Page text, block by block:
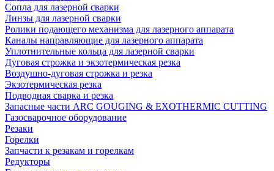
Сопла для лазерной сварки
Линзы для лазерной сварки
Ролики подающего механизма для лазерного аппарата
Каналы направляющие для лазерного аппарата
Уплотнительные кольца для лазерной сварки
Дуговая строжка и экзотермическая резка
Воздушно-дуговая строжка и резка
Экзотермическая резка
Подводная сварка и резка
Запасные части ARC GOUGING & EXOTHERMIC CUTTING
Газосварочное оборудование
Резаки
Горелки
Запчасти к резакам и горелкам
Редукторы